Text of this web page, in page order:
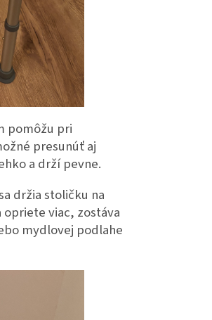
pomôžu pri
presunúť aj
a drží pevne.
držia stoličku na
opriete viac, zostáva
mydlovej podlahe